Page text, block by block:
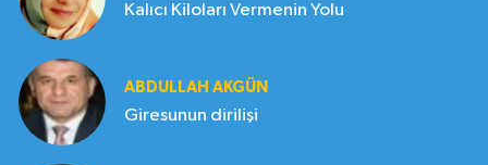
Kalıcı Kiloları Vermenin Yolu
ABDULLAH AKGÜN
Giresunun dirilişi